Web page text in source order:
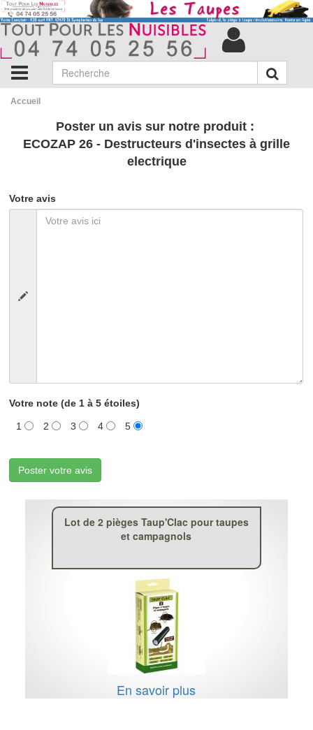
Accueil
Poster un avis sur notre produit :
ECOZAP 26 - Destructeurs d'insectes à grille
electrique
Votre avis
Votre note (de 1 à 5 étoiles)
1 2 3 4 5
Poster votre avis
Lot de 2 pièges Taup'Clac pour taupes
et campagnols
En savoir plus